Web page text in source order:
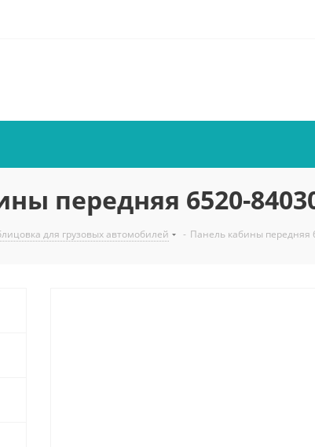
передняя 6520-
для грузовых автомобилей - Панель кабины передняя